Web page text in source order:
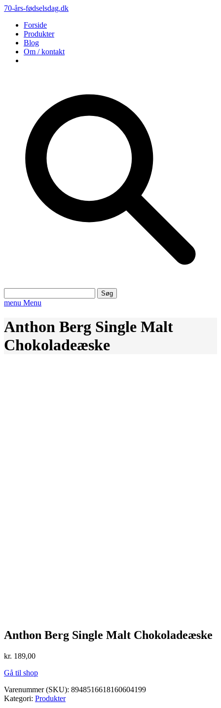
70-års-fødselsdag.dk
Forside
Produkter
Blog
Om / kontakt
efter:
menu Menu
Anthon Berg Single Malt
Chokoladeæske
Anthon Berg Single Malt Chokoladeæske
kr. 189,00
Gå til shop
Varenummer (SKU): 8948516618160604199
Kategori: Produkter